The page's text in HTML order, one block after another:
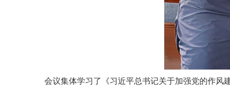
会议集体学习了《习近平总书记关于加强党的作风